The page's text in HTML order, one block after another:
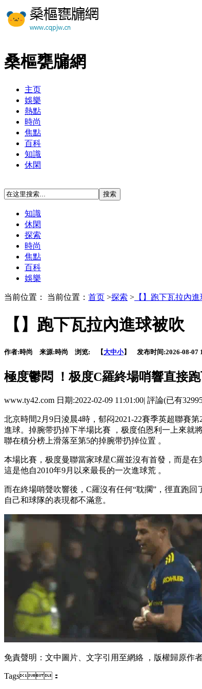
桑樞甕牖網
主页
娛樂
熱點
時尚
焦點
百科
知識
休閑
知識
休閑
探索
時尚
焦點
百科
娛樂
当前位置： 当前位置： 首页 >探索 > 【】跑下瓦拉內
【】跑下瓦拉內進球被吹
作者:時尚 来源:時尚 浏览: 【大中小】 发布时间:2026-08-07
極度鬱悶 ！极度C羅終場哨響直
www.ty42.com 日期:2022-02-09 11:01:00| 評論(已有
北京時間2月9日淩晨4時，郁闷2021-22賽季英超聯賽
進球。掉腕带扔掉下半場比賽 ，极度伯恩利一上來就
聯在積分榜上滑落至第5的掉腕带扔掉位置 。
本場比賽，极度曼聯當家球星C羅並沒有首發，而是
這是他自2010年9月以來最長的一次進球荒 。
而在終場哨聲吹響後 ，C羅沒有任何“耽擱” ，徑直跑
自己和球隊的表現都不滿意。
免責聲明：文中圖片、文字引用至網絡 ，版權歸原作者
Tags：